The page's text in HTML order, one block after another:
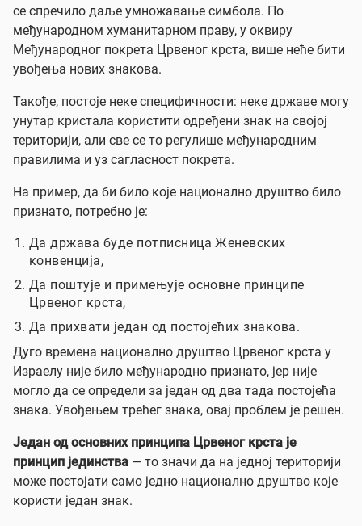
се спречило даље умножавање симбола. По
међународном хуманитарном праву, у оквиру
Међународног покрета Црвеног крста, више неће бити
увођења нових знакова.
Такође, постоје неке специфичности: неке државе могу
унутар кристала користити одређени знак на својој
територији, али све се то регулише међународним
правилима и уз сагласност покрета.
На пример, да би било које национално друштво било
признато, потребно је:
Да држава буде потписница Женевских
конвенција,
Да поштује и примењује основне принципе
Црвеног крста,
Да прихвати један од постојећих знакова.
Дуго времена национално друштво Црвеног крста у
Израелу није било међународно признато, јер није
могло да се определи за један од два тада постојећа
знака. Увођењем трећег знака, овај проблем је решен.
Један од основних принципа Црвеног крста је
принцип јединства — то значи да на једној територији
може постојати само једно национално друштво које
користи један знак.